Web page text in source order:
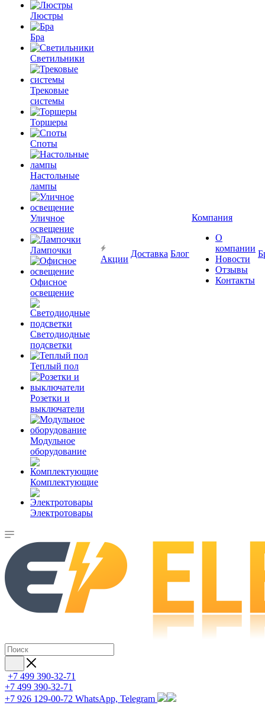
Люстры
Бра
Светильники
Трековые
системы
Торшеры
Споты
Настольные
лампы
Уличное
освещение
Лампочки
Офисное
освещение
Светодиодные
подсветки
Теплый пол
Розетки и
выключатели
Модульное
оборудование
Комплектующие
Электротовары
Акции
Доставка Блог
Компания
О
компании
Новости
Отзывы
Контакты
+7 499 390-32-71
+7 499 390-32-71
+7 926 129-00-72 WhatsApp, Telegram